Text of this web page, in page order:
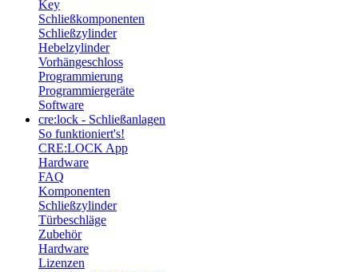
Key
Schließkomponenten
Schließzylinder
Hebelzylinder
Vorhängeschloss
Programmierung
Programmiergeräte
Software
cre:lock - Schließanlagen
So funktioniert's!
CRE:LOCK App
Hardware
FAQ
Komponenten
Schließzylinder
Türbeschläge
Zubehör
Hardware
Lizenzen